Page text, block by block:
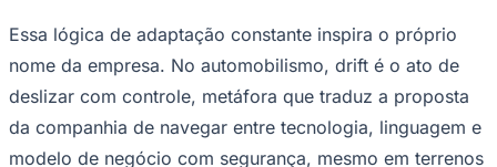
Essa lógica de adaptação constante inspira o próprio
nome da empresa. No automobilismo, drift é o ato de
deslizar com controle, metáfora que traduz a proposta
da companhia de navegar entre tecnologia, linguagem e
modelo de negócio com segurança, mesmo em terrenos